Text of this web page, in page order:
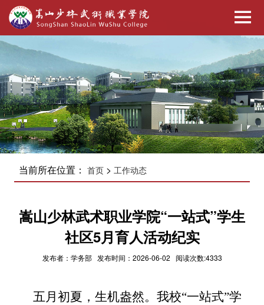
当前所在位置： 首页> 工作动态
嵩山少林武术职业学院“一站式”学生
社区5月育人活动纪实
发布者：学务部 发布时间：2026-06-02 阅读次数:4333
五月初夏，生机盎然。我校“一站式”学